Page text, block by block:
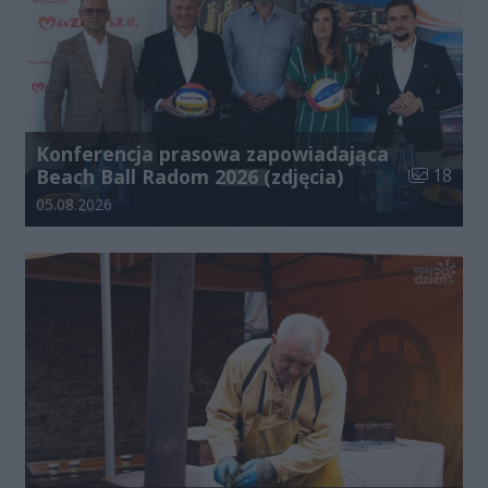
Konferencja prasowa zapowiadająca
Beach Ball Radom 2026 (zdjęcia)
Liczba
18
Data dodania galerii:
05.08.2026